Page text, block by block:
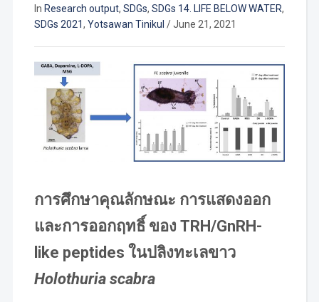
In Research output, SDGs, SDGs 14. LIFE BELOW WATER,
SDGs 2021, Yotsawan Tinikul /June 21, 2021
การศึกษาคุณลักษณะ การแสดงออก
และการออกฤทธิ์ ของ TRH/GnRH-
like peptides ในปลิงทะเลขาว
Holothuria scabra